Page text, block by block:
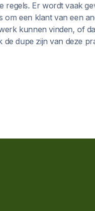
regels. Er wordt vaak
om een klant van een
kunnen vinden, of
de dupe zijn van deze